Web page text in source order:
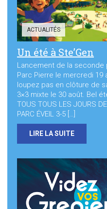
ACTUALITÉS
Un été à Ste’Gen
Lancement de la seconde
Parc Pierre le mercredi 19
loupez pas en clôture de
3×3 mixte le 30 août. Bel
TOUS TOUS LES JOURS
PARC ÉVEIL 3-5 […]
LIRE LA SUITE